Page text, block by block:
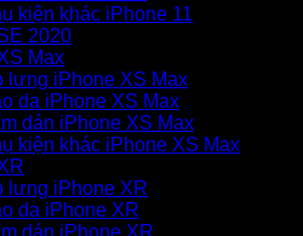
kiện khác iPhone 11
2020
Max
lưng iPhone XS Max
da iPhone XS Max
dán iPhone XS Max
kiện khác iPhone XS Max
lưng iPhone XR
da iPhone XR
dán iPhone XR